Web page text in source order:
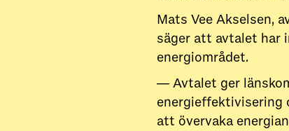
Mats Vee Akselsen,
säger att avtalet har
energiområdet.
— Avtalet ger
energieffektivisering
att övervaka